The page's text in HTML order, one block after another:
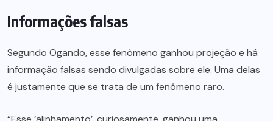
Informações falsas
Segundo Ogando, esse fenômeno ganhou projeção e há
informação falsas sendo divulgadas sobre ele. Uma delas
é justamente que se trata de um fenômeno raro.